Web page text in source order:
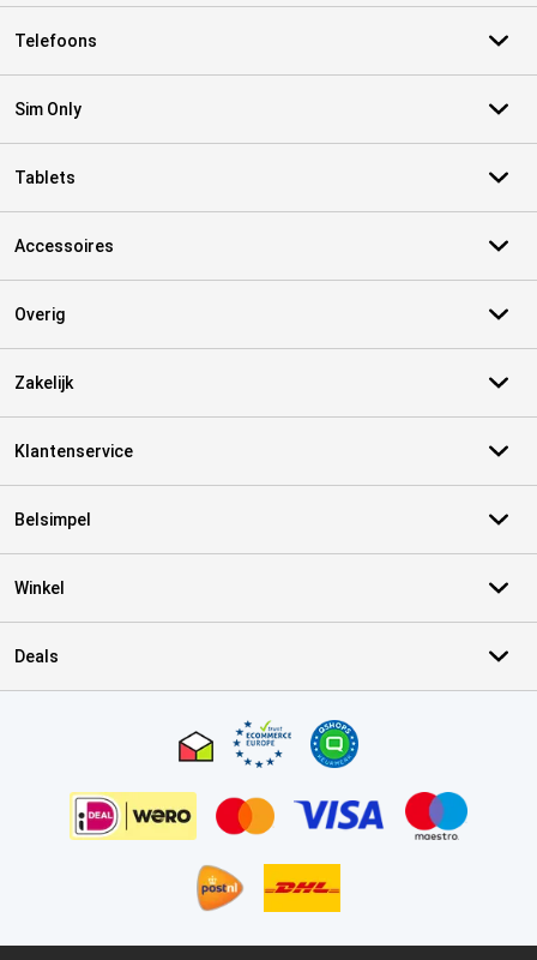
Telefoons
Sim Only
Tablets
Accessoires
Overig
Zakelijk
Klantenservice
Belsimpel
Winkel
Deals